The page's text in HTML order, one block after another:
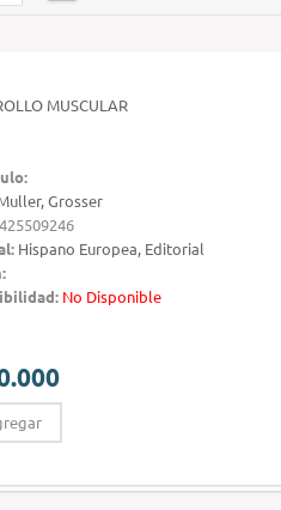
MUSCULAR
Grosser
Hispano Europea, Editorial
No Disponible